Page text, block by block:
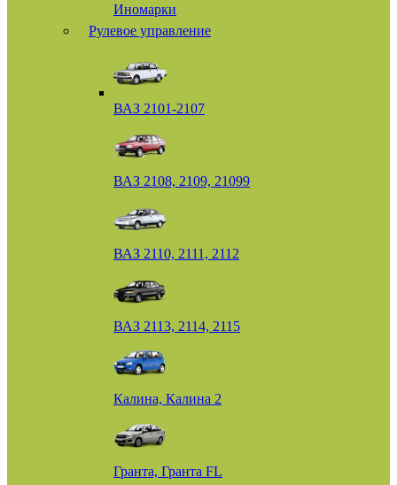
Иномарки
Рулевое управление
ВАЗ 2101-2107
ВАЗ 2108, 2109, 21099
ВАЗ 2110, 2111, 2112
ВАЗ 2113, 2114, 2115
Калина, Калина 2
Гранта, Гранта FL